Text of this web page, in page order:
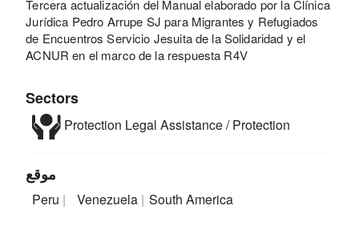
Tercera actualización del Manual elaborado por la Clínica
Jurídica Pedro Arrupe SJ para Migrantes y Refugiados
de Encuentros Servicio Jesuita de la Solidaridad y el
ACNUR en el marco de la respuesta R4V
Sectors
Protection Legal Assistance / Protection
موقع
Peru Venezuela South America